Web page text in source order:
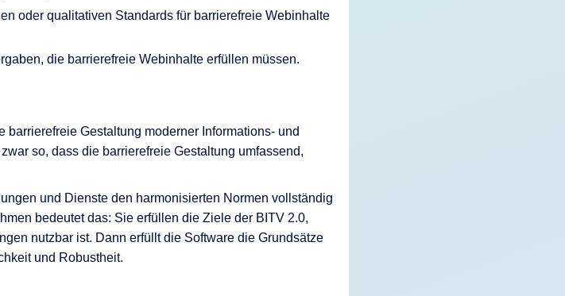
oder qualitativen Standards für barrierefreie Webinhalte
die barrierefreie Webinhalte erfüllen müssen.
Gestaltung moderner Informations- und
so, dass die barrierefreie Gestaltung umfassend,
und Dienste den harmonisierten Normen vollständig
bedeutet das: Sie erfüllen die Ziele der BITV 2.0,
nutzbar ist. Dann erfüllt die Software die Grundsätze
und Robustheit.